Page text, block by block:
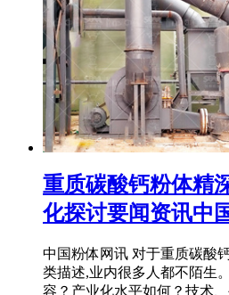
重质碳酸钙粉体精
化探讨要闻资讯中
中国粉体网讯 对于重质碳酸
类描述,业内很多人都不陌生
容？产业化水平如何？技术